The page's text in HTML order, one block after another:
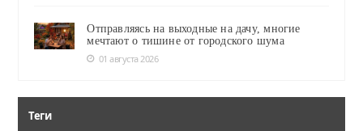
Отправляясь на выходные на дачу, многие
мечтают о тишине от городского шума
01 августа 2026
Теги